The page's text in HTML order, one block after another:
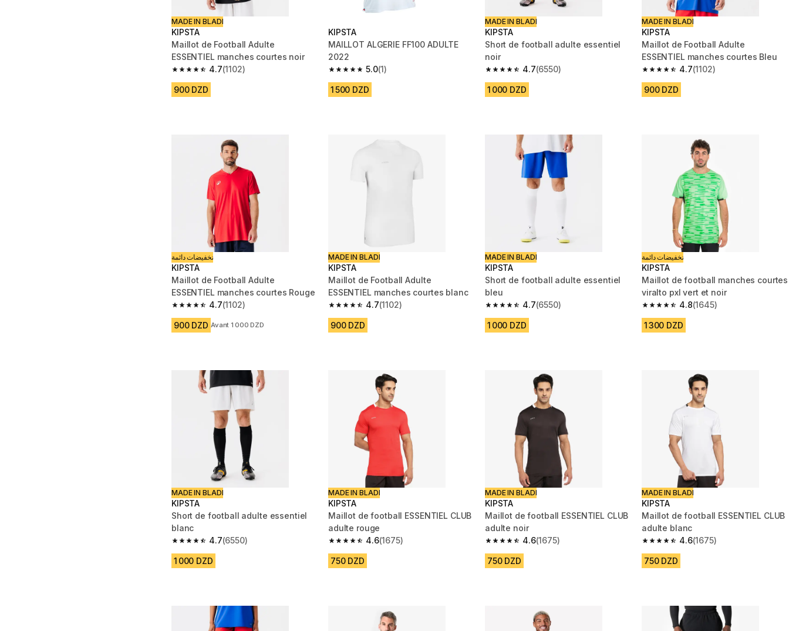
MADE IN BLADI
KIPSTA
Maillot de Football Adulte
ESSENTIEL manches courtes noir
4.7
4.7 out of 5 stars from 1102 reviews
(1102)
900 DZD
KIPSTA
MAILLOT ALGERIE FF100 ADULTE
2022
5.0
5.0 out of 5 stars from 1 reviews
(1)
1 500 DZD
MADE IN BLADI
KIPSTA
Short de football adulte essentiel
noir
4.7
4.7 out of 5 stars from 6550 reviews
(6550)
1 000 DZD
MADE IN BLADI
KIPSTA
Maillot de Football Adulte
ESSENTIEL manches courtes Bleu
4.7
4.7 out of 5 stars from 1102 reviews
(1102)
900 DZD
تخفيضات دائمة
KIPSTA
Maillot de Football Adulte
ESSENTIEL manches courtes Rouge
4.7
4.7 out of 5 stars from 1102 reviews
(1102)
900 DZD Avant 1 000 DZD
MADE IN BLADI
KIPSTA
Maillot de Football Adulte
ESSENTIEL manches courtes blanc
4.7
4.7 out of 5 stars from 1102 reviews
(1102)
900 DZD
MADE IN BLADI
KIPSTA
Short de football adulte essentiel
bleu
4.7
4.7 out of 5 stars from 6550 reviews
(6550)
1 000 DZD
تخفيضات دائمة
KIPSTA
Maillot de football manches courtes
viralto pxl vert et noir
4.8
4.8 out of 5 stars from 1645 reviews
(1645)
1 300 DZD
MADE IN BLADI
KIPSTA
Short de football adulte essentiel
blanc
4.7
4.7 out of 5 stars from 6550 reviews
(6550)
1 000 DZD
MADE IN BLADI
KIPSTA
Maillot de football ESSENTIEL CLUB
adulte rouge
4.6
4.6 out of 5 stars from 1675 reviews
(1675)
750 DZD
MADE IN BLADI
KIPSTA
Maillot de football ESSENTIEL CLUB
adulte noir
4.6
4.6 out of 5 stars from 1675 reviews
(1675)
750 DZD
MADE IN BLADI
KIPSTA
Maillot de football ESSENTIEL CLUB
adulte blanc
4.6
4.6 out of 5 stars from 1675 reviews
(1675)
750 DZD